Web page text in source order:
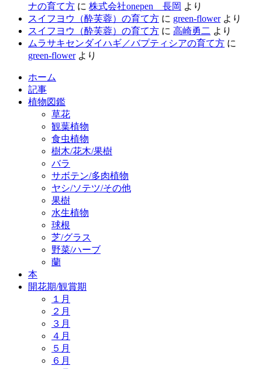
ナの育て方 に 株式会社onepen 長岡 より
スイフヨウ（酔芙蓉）の育て方 に green-flowerより
スイフヨウ（酔芙蓉）の育て方 に 高崎勇二 より
ムラサキセンダイハギ／バプティシアの育て方 に
green-flowerより
ホーム
記事
植物図鑑
草花
観葉植物
食虫植物
樹木/花木/果樹
バラ
サボテン/多肉植物
ヤシ/ソテツ/その他
果樹
水生植物
球根
芝/グラス
野菜/ハーブ
蘭
本
開花期/観賞期
１月
２月
３月
４月
５月
６月